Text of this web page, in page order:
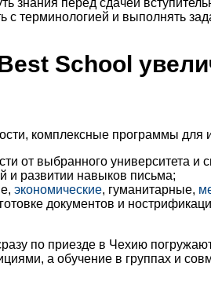
перед сдачей
терминологией и выполнять
School
комплексные программы для
от выбранного университета и
и развитии навыков письма;
экономические, гуманитарные,
документов и
по приезде в Чехию
а обучение в группах и